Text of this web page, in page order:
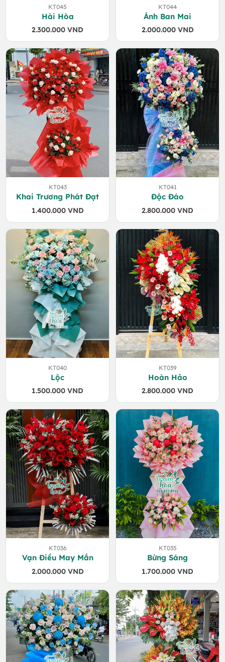
KT045
Hài Hòa
2.300.000 VND
KT044
Ánh Ban Mai
2.000.000 VND
KT043
Khai Trương Phát Đạt
1.400.000 VND
KT041
Độc Đáo
2.800.000 VND
KT040
Lộc
1.500.000 VND
KT039
Hoàn Hảo
2.800.000 VND
KT036
Vạn Điều May Mắn
2.000.000 VND
KT035
Bừng Sáng
1.700.000 VND